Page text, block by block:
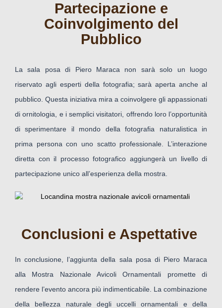
Partecipazione e
Coinvolgimento del
Pubblico
La sala posa di Piero Maraca non sarà solo un luogo
riservato agli esperti della fotografia; sarà aperta anche al
pubblico. Questa iniziativa mira a coinvolgere gli appassionati
di ornitologia, e i semplici visitatori, offrendo loro l’opportunità
di sperimentare il mondo della fotografia naturalistica in
prima persona con uno scatto professionale. L’interazione
diretta con il processo fotografico aggiungerà un livello di
partecipazione unico all’esperienza della mostra.
Conclusioni e Aspettative
In conclusione, l’aggiunta della sala posa di Piero Maraca
alla Mostra Nazionale Avicoli Ornamentali promette di
rendere l’evento ancora più indimenticabile. La combinazione
della bellezza naturale degli uccelli ornamentali e della